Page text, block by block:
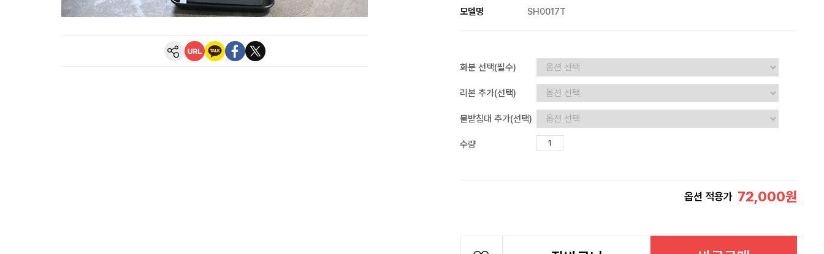
모델명 SH0017T
화분 선택(필수)
리본 추가(선택)
물받침대 추가(선택)
수량
옵션 적용가 72,000원